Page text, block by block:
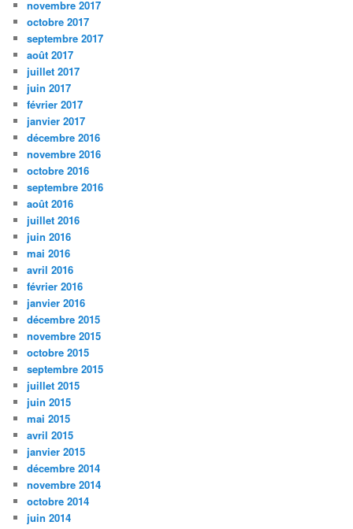
novembre 2017
octobre 2017
septembre 2017
août 2017
juillet 2017
juin 2017
février 2017
janvier 2017
décembre 2016
novembre 2016
octobre 2016
septembre 2016
août 2016
juillet 2016
juin 2016
mai 2016
avril 2016
février 2016
janvier 2016
décembre 2015
novembre 2015
octobre 2015
septembre 2015
juillet 2015
juin 2015
mai 2015
avril 2015
janvier 2015
décembre 2014
novembre 2014
octobre 2014
juin 2014